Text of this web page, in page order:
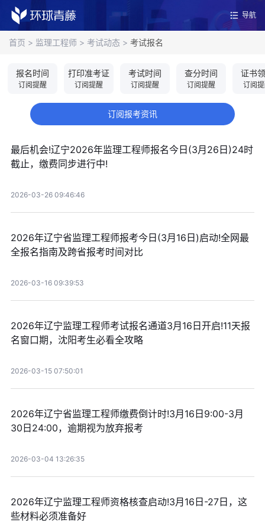
导航
首页 > 监理工程师 > 考试动态 > 考试报名
报名时间
订阅提醒
打印准考证
订阅提醒
考试时间
订阅提醒
查分时间
订阅提醒
证书
订阅
订阅报考资讯
最后机会!辽宁2026年监理工程师报名今日(3月26日)24时
截止，缴费同步进行中!
2026-03-26 09:46:46
2026年辽宁省监理工程师报考今日(3月16日)启动!全网最
全报名指南及跨省报考时间对比
2026-03-16 09:39:53
2026年辽宁监理工程师考试报名通道3月16日开启!11天报
名窗口期，沈阳考生必看全攻略
2026-03-15 07:50:01
2026年辽宁省监理工程师缴费倒计时!3月16日9:00-3月
30日24:00，逾期视为放弃报考
2026-03-04 13:26:35
2026年辽宁监理工程师资格核查启动!3月16日-27日，这
些材料必须准备好